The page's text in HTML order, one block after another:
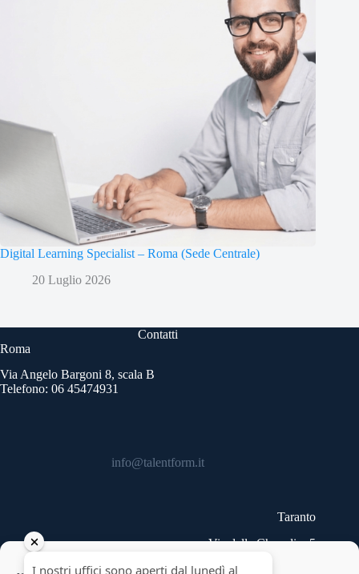
Digital Learning Specialist – Roma (Sede Centrale)
20 Luglio 2026
Contatti
Roma
Via Angelo Bargoni 8, scala B
Telefono: 06 45474931
info@talentform.it
Taranto
Via delle Cheradi n.5